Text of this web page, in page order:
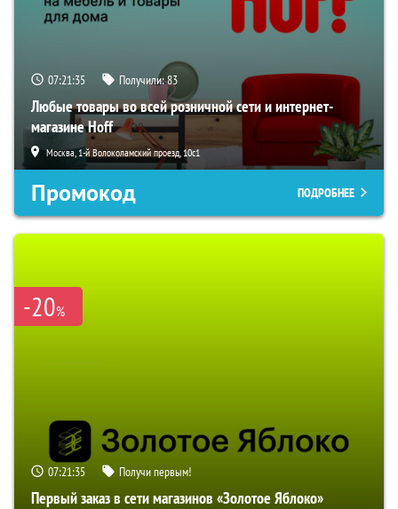
07:21:34 Получили:83
Любые товары во всей розничной сети и интернет-
магазине Hoff
Москва, 1-й Волоколамский проезд, 10с1
Промокод ПОДРОБНЕЕ
-20%
07:21:34 Получи первым!
Первый заказ в сети магазинов «Золотое Яблоко»